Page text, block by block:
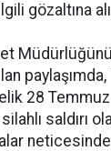
gözaltına
28
saldırı